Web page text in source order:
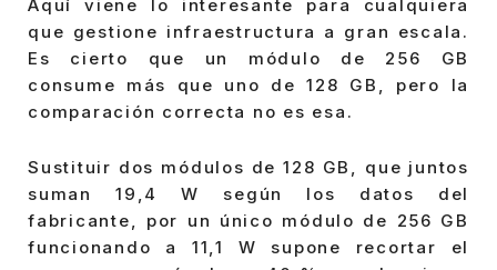
Aquí viene lo interesante para cualquiera
que gestione infraestructura a gran escala.
Es cierto que un módulo de 256 GB
consume más que uno de 128 GB, pero la
comparación correcta no es esa.
Sustituir dos módulos de 128 GB, que juntos
suman 19,4 W según los datos del
fabricante, por un único módulo de 256 GB
funcionando a 11,1 W supone recortar el